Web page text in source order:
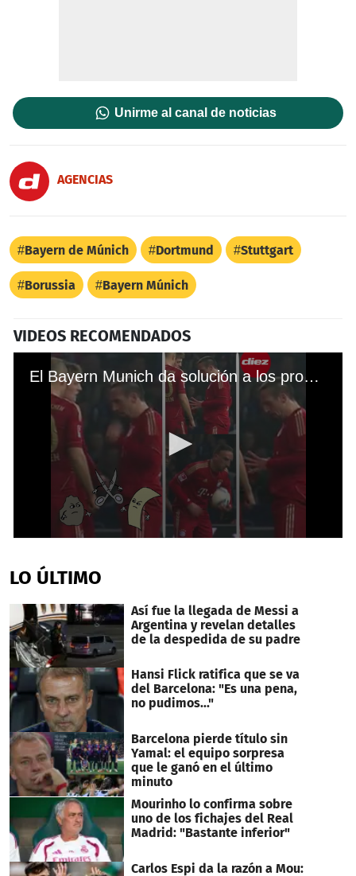
Unirme al canal de noticias
AGENCIAS
Bayern de Múnich Dortmund Stuttgart
Borussia Bayern Múnich
VIDEOS RECOMENDADOS
El Bayern Munich da solución a los problemas del PSG
of
34
LO ÚLTIMO
Así fue la llegada de Messi a
Argentina y revelan detalles
de la despedida de su padre
Hansi Flick ratifica que se va
del Barcelona: "Es una pena,
no pudimos..."
Barcelona pierde título sin
Yamal: el equipo sorpresa
que le ganó en el último
minuto
Mourinho lo confirma sobre
uno de los fichajes del Real
Madrid: "Bastante inferior"
Carlos Espi da la razón a Mou: